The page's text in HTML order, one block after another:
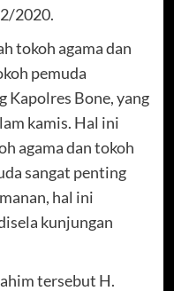
2020.
tokoh agama dan
pemuda
Kapolres Bone, yang
kamis. Hal ini
agama dan tokoh
sangat penting
hal ini
kunjungan
tersebut H.